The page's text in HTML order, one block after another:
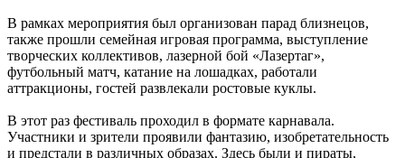
В рамках мероприятия был организован парад близнецов,
также прошли семейная игровая программа, выступление
творческих коллективов, лазерной бой «Лазертаг»,
футбольный матч, катание на лошадках, работали
аттракционы, гостей развлекали ростовые куклы.
В этот раз фестиваль проходил в формате карнавала.
Участники и зрители проявили фантазию, изобретательность
и предстали в различных образах. Здесь были и пираты,